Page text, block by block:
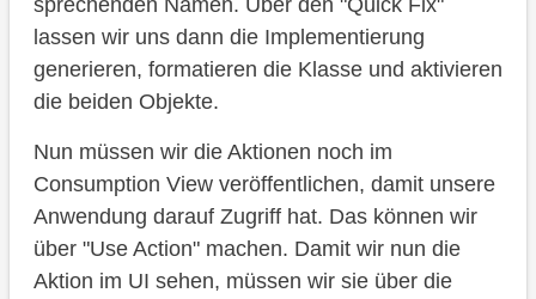
sprechenden Namen. Über den "Quick Fix"
lassen wir uns dann die Implementierung
generieren, formatieren die Klasse und aktivieren
die beiden Objekte.
Nun müssen wir die Aktionen noch im
Consumption View veröffentlichen, damit unsere
Anwendung darauf Zugriff hat. Das können wir
über "Use Action" machen. Damit wir nun die
Aktion im UI sehen, müssen wir sie über die